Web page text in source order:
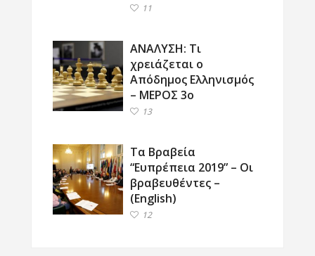
11
ΑΝΑΛΥΣΗ: Τι
χρειάζεται ο
Απόδημος Ελληνισμός
– ΜΕΡΟΣ 3ο
13
Τα Βραβεία
“Ευπρέπεια 2019” – Οι
βραβευθέντες –
(English)
12